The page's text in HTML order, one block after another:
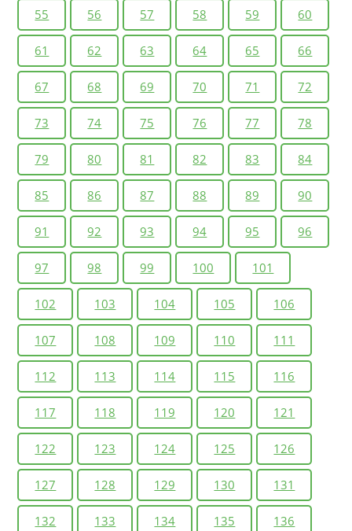
55 56 57 58 59 60
61 62 63 64 65 66
67 68 69 70 71 72
73 74 75 76 77 78
79 80 81 82 83 84
85 86 87 88 89 90
91 92 93 94 95 96
97 98 99 100 101
102 103 104 105 106
107 108 109 110 111
112 113 114 115 116
117 118 119 120 121
122 123 124 125 126
127 128 129 130 131
132 133 134 135 136